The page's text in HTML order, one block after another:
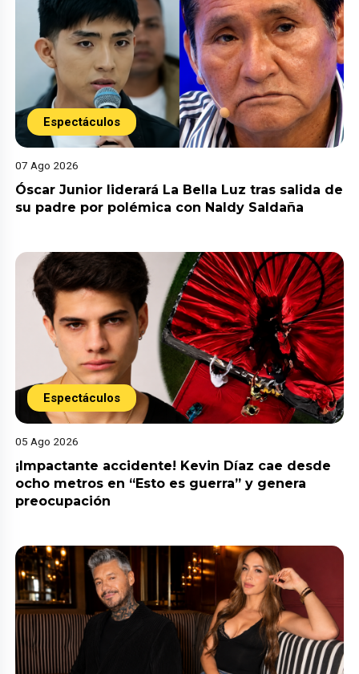
Espectáculos
07 Ago 2026
Óscar Junior liderará La Bella Luz tras salida de
su padre por polémica con Naldy Saldaña
Espectáculos
05 Ago 2026
¡Impactante accidente! Kevin Díaz cae desde
ocho metros en “Esto es guerra” y genera
preocupación